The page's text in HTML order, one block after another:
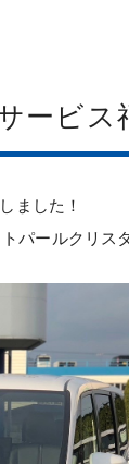
ービ
ました！
パールクリス